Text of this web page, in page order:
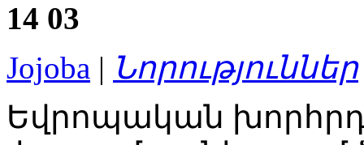
14 03
Jojoba | Նորություններ
Եվրոպական